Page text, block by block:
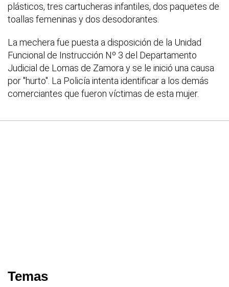
plásticos, tres cartucheras infantiles, dos paquetes de
toallas femeninas y dos desodorantes.
La mechera fue puesta a disposición de la Unidad
Funcional de Instrucción Nº 3 del Departamento
Judicial de Lomas de Zamora y se le inició una causa
por "hurto". La Policía intenta identificar a los demás
comerciantes que fueron víctimas de esta mujer.
Temas